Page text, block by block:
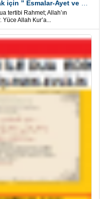
tertibi Rahmet; Allah’ın
Allah Kur’a...